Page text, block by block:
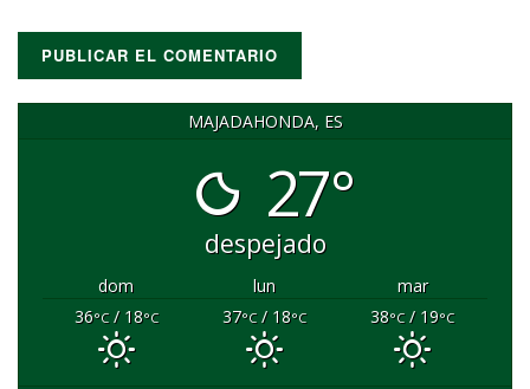
MAJADAHONDA, ES
27°
despejado
dom lun
mar
36°C/ 18°C 37°C/ 18°C 38°C/ 19°C